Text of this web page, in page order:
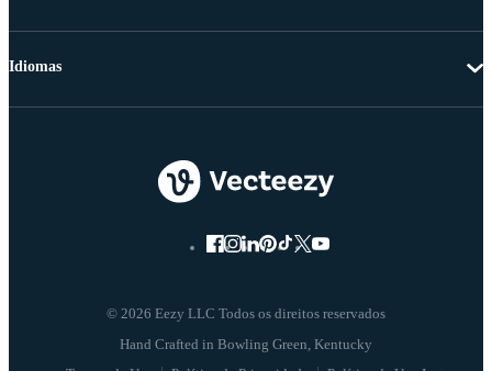
© 2026 Eezy LLC Todos os direitos reservados
Idiomas